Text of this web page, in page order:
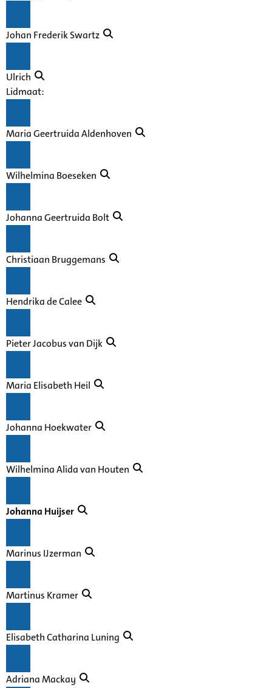
Johan Frederik Swartz
Ulrich
Lidmaat:
Maria Geertruida Aldenhoven
Wilhelmina Boeseken
Johanna Geertruida Bolt
Christiaan Bruggemans
Hendrika de Calee
Pieter Jacobus van Dijk
Maria Elisabeth Heil
Johanna Hoekwater
Wilhelmina Alida van Houten
Johanna Huijser
Marinus IJzerman
Martinus Kramer
Elisabeth Catharina Luning
Adriana Mackay